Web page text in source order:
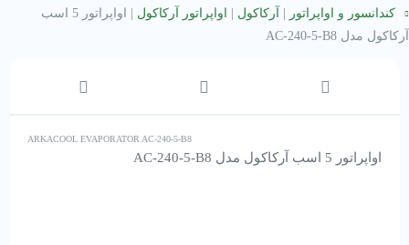
کندانسور و اواپراتور آرکاکول اواپراتور آرکاکول
اواپراتور 5 اسب
آرکاکول مدل AC-240-5-B8
ARKACOOL EVAPORATOR AC-240-5-B8
اواپراتور 5 اسب آرکاکول مدل AC-240-5-B8